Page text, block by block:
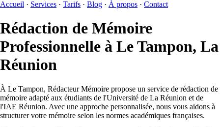
Accueil · Services · Tarifs · Blog · À propos · Contact
Rédaction de Mémoire
Professionnelle à Le Tampon, La
Réunion
À Le Tampon, Rédacteur Mémoire propose un service de rédaction de
mémoire adapté aux étudiants de l'Université de La Réunion et de
l'IAE Réunion. Avec une approche personnalisée, nous vous aidons à
structurer votre mémoire selon les normes académiques françaises.